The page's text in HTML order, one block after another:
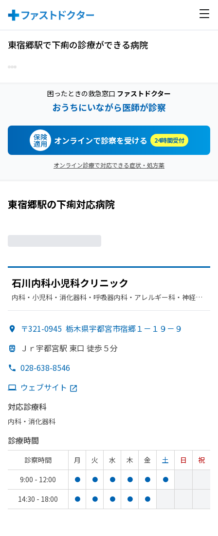
東宿郷駅で下痢の診療ができる病院
困ったときの救急窓口 ファストドクター
おうちにいながら医師が診察
保険
適用 オンラインで診察を受ける 24時間受付
オンライン診療で対応できる症状・処方薬
東宿郷駅の下痢対応病院
石川内科小児科クリニック
内科・​小児科・​消化器科・​呼吸器内科・​アレルギー科・​神経内
〒321-0945 栃木県宇都宮市宿郷１－１９－９
Ｊｒ宇都宮駅 東口 徒歩５分
028-638-8546
ウェブサイト
対応診療科
内科・​消化器科
診療時間
診察時間 月 火 水 木 金 土 日
祝
9:00 - 12:00
● ● ● ● ● ●
14:30 - 18:00 ● ● ● ● ●